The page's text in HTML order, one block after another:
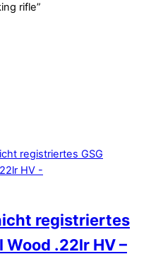
rifle”
registriertes
Wood .22lr HV –